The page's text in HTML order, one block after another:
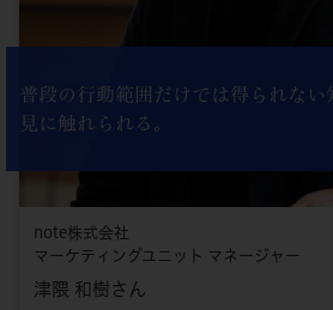
普段の行動範囲だけでは得られない
見に触れられる。
note株式会社
マーケティングユニット マネージャー
津隈 和樹さん